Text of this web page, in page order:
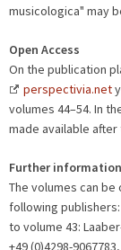
musicologica" may
Open Access
On the publication
perspectivia.net
volumes 44–54. In
made available
Further information
The volumes can
following
to volume 43:
+49 (0)4298-